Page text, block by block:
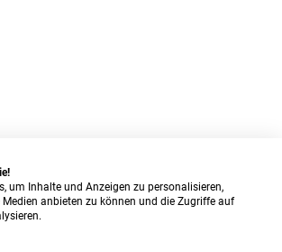
um Inhalte und Anzeigen zu personalisieren,
anbieten zu können und die Zugriffe auf